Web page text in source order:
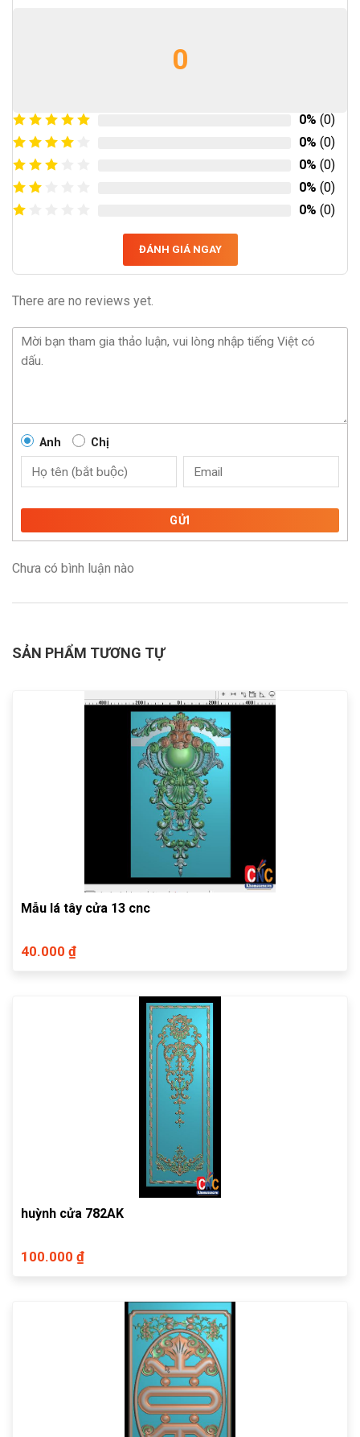
0
0% (0)
0% (0)
0% (0)
0% (0)
0% (0)
ĐÁNH GIÁ NGAY
There are no reviews yet.
Anh Chị
GỬI
Chưa có bình luận nào
SẢN PHẨM TƯƠNG TỰ
Mẫu lá tây cửa 13 cnc
40.000 ₫
huỳnh cửa 782AK
100.000 ₫